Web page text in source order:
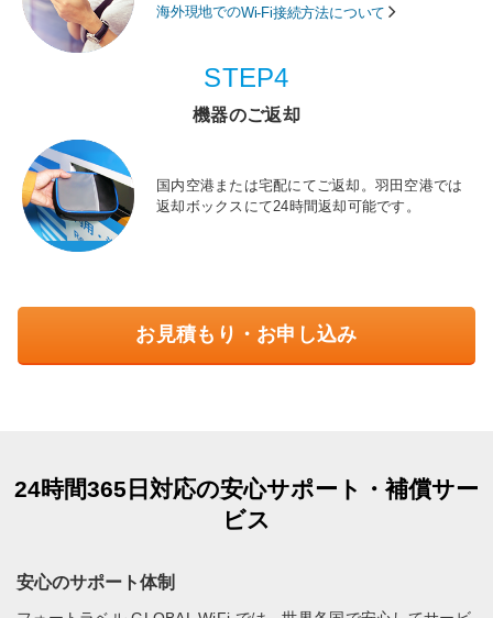
海外現地でのWi-Fi接続方法について
STEP4
機器のご返却
国内空港または宅配にてご返却。羽田空港では
返却ボックスにて24時間返却可能です。
お見積もり・お申し込み
24時間365日対応の安心サポート・補償サー
ビス
安心のサポート体制